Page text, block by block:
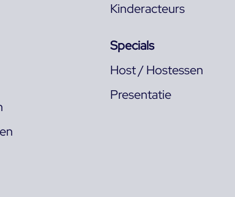
Kinderacteurs
Specials
Host / Hostessen
Presentatie